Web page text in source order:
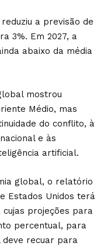
a previsão de
3%. Em 2027, a
abaixo da média
mostrou
Médio, mas
do conflito, à
e às
artificial.
global, o relatório
Estados Unidos terá
projeções para
percentual, para
deve recuar para